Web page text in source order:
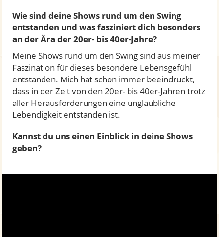
Wie sind deine Shows rund um den Swing
entstanden und was fasziniert dich besonders
an der Ära der 20er- bis 40er-Jahre?
Meine Shows rund um den Swing sind aus meiner
Faszination für dieses besondere Lebensgefühl
entstanden. Mich hat schon immer beeindruckt,
dass in der Zeit von den 20er- bis 40er-Jahren trotz
aller Herausforderungen eine unglaubliche
Lebendigkeit entstanden ist.
Kannst du uns einen Einblick in deine Shows
geben?